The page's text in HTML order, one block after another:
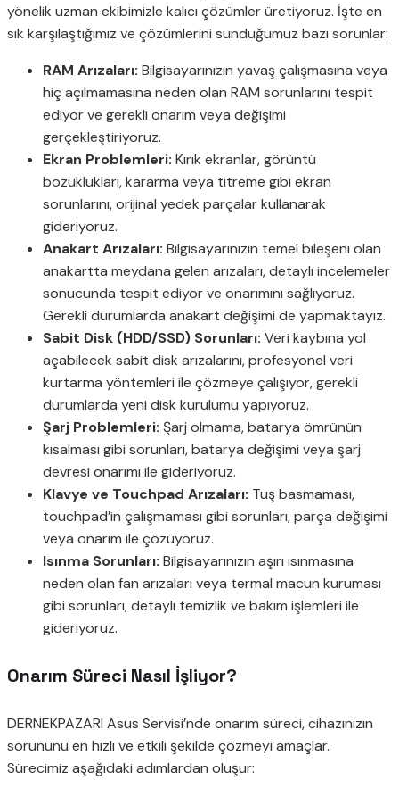
yönelik uzman ekibimizle kalıcı çözümler üretiyoruz. İşte en
sık karşılaştığımız ve çözümlerini sunduğumuz bazı sorunlar:
RAM Arızaları: Bilgisayarınızın yavaş çalışmasına veya
hiç açılmamasına neden olan RAM sorunlarını tespit
ediyor ve gerekli onarım veya değişimi
gerçekleştiriyoruz.
Ekran Problemleri: Kırık ekranlar, görüntü
bozuklukları, kararma veya titreme gibi ekran
sorunlarını, orijinal yedek parçalar kullanarak
gideriyoruz.
Anakart Arızaları: Bilgisayarınızın temel bileşeni olan
anakartta meydana gelen arızaları, detaylı incelemeler
sonucunda tespit ediyor ve onarımını sağlıyoruz.
Gerekli durumlarda anakart değişimi de yapmaktayız.
Sabit Disk (HDD/SSD) Sorunları: Veri kaybına yol
açabilecek sabit disk arızalarını, profesyonel veri
kurtarma yöntemleri ile çözmeye çalışıyor, gerekli
durumlarda yeni disk kurulumu yapıyoruz.
Şarj Problemleri: Şarj olmama, batarya ömrünün
kısalması gibi sorunları, batarya değişimi veya şarj
devresi onarımı ile gideriyoruz.
Klavye ve Touchpad Arızaları: Tuş basmaması,
touchpad’in çalışmaması gibi sorunları, parça değişimi
veya onarım ile çözüyoruz.
Isınma Sorunları: Bilgisayarınızın aşırı ısınmasına
neden olan fan arızaları veya termal macun kuruması
gibi sorunları, detaylı temizlik ve bakım işlemleri ile
gideriyoruz.
Onarım Süreci Nasıl İşliyor?
DERNEKPAZARI Asus Servisi’nde onarım süreci, cihazınızın
sorununu en hızlı ve etkili şekilde çözmeyi amaçlar.
Sürecimiz aşağıdaki adımlardan oluşur: